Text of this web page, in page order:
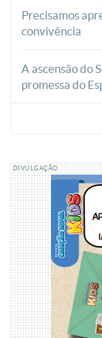
Precisamos
convivência
A ascensão do
promessa do
DIVULGAÇÃO